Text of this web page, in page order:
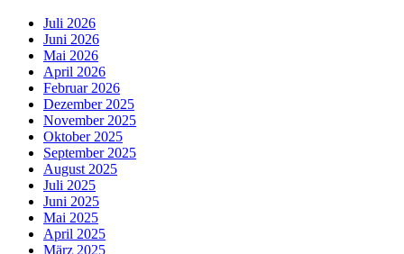
Juli 2026
Juni 2026
Mai 2026
April 2026
Februar 2026
Dezember 2025
November 2025
Oktober 2025
September 2025
August 2025
Juli 2025
Juni 2025
Mai 2025
April 2025
März 2025